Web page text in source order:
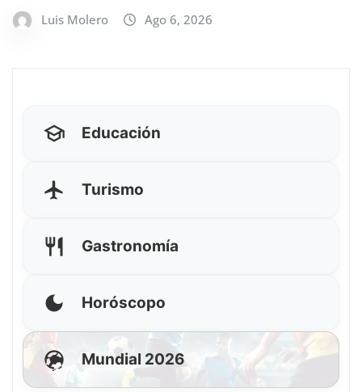
Luis Molero Ago 6, 2026
Educación
Turismo
Gastronomía
Horóscopo
Mundial 2026